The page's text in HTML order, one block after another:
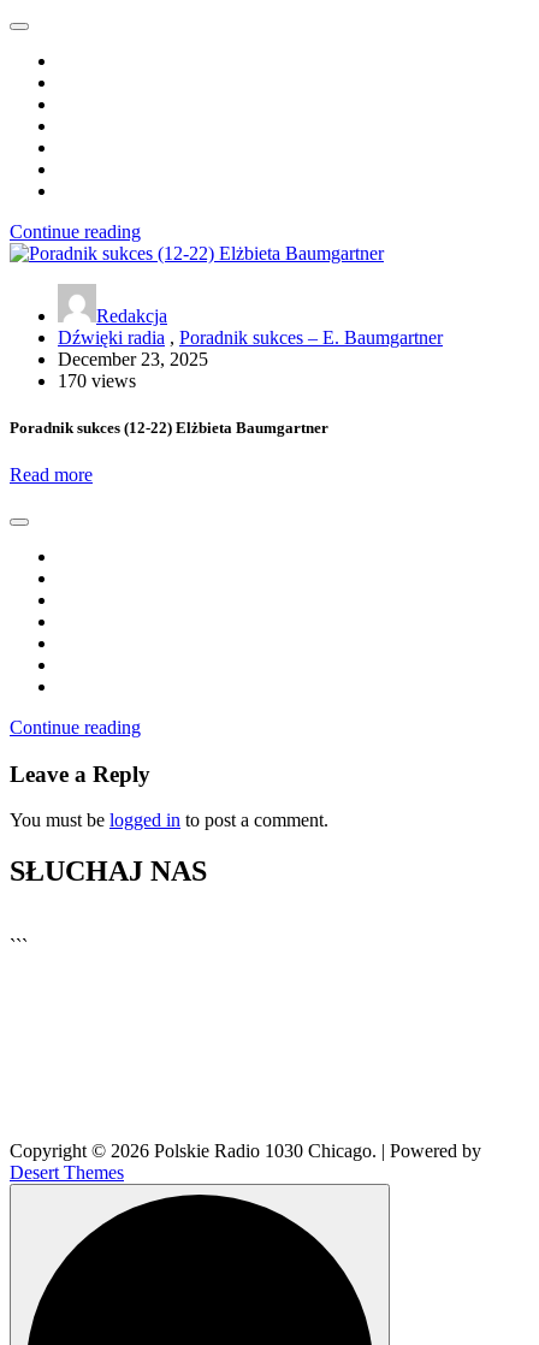
Continue reading
Redakcja
Dźwięki radia , Poradnik sukces – E. Baumgartner
December 23, 2025
170 views
Poradnik sukces (12-22) Elżbieta Baumgartner
Read more
Continue reading
Leave a Reply
You must be logged in to post a comment.
SŁUCHAJ NAS
```
Copyright © 2026 Polskie Radio 1030 Chicago. | Powered by
Desert Themes